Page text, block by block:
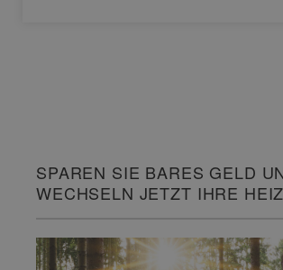
SPAREN SIE BARES GELD
WECHSELN JETZT IHRE